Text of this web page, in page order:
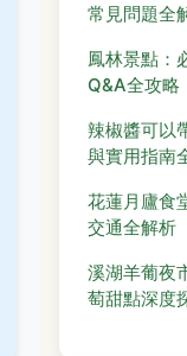
常見問題全
鳳林景點：
Q&A全攻略
辣椒醬可以
與實用指南
花蓮月廬食
交通全解析
溪湖羊葡夜
萄甜點深度